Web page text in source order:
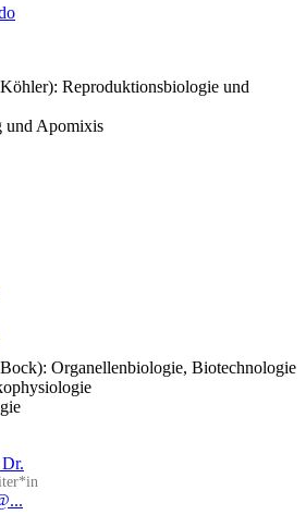
Reproduktionsbiologie und
und Apomixis
Organellenbiologie, Biotechnologie